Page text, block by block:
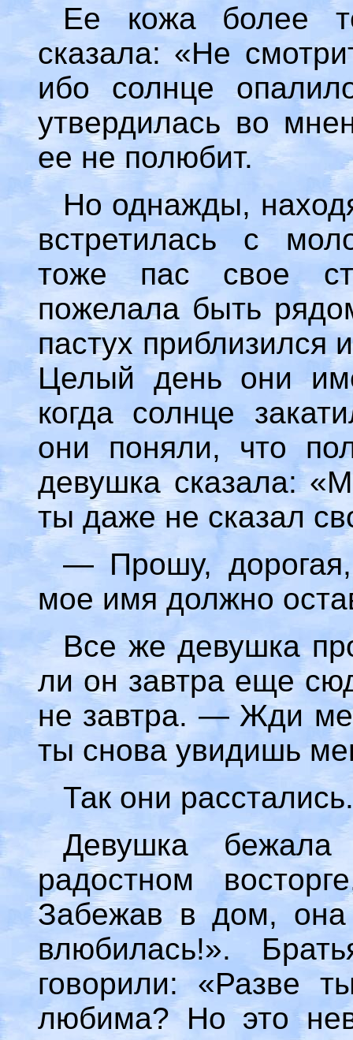
Ее кожа более
сказала: «Не
ибо солнце
утвердилась во
ее не полюбит.
Но однажды,
встретилась с
тоже пас свое
пожелала быть
пастух приблизился
Целый день они
когда солнце
они поняли, что
девушка сказала:
ты даже не сказал
— Прошу,
мое имя должно
Все же девушка
ли он завтра еще
не завтра. — Жди
ты снова увидишь
Так они расстались.
Девушка
радостном
Забежав в дом, она
влюбилась!».
говорили: «Разве
любима? Но это